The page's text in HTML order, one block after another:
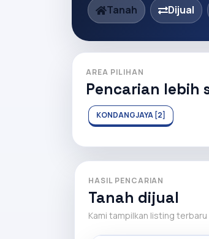
Tanah Dijual
AREA PILIHAN
Pencarian lebih
KONDANGJAYA [2]
HASIL PENCARIAN
Tanah dijual
Kami tampilkan listing